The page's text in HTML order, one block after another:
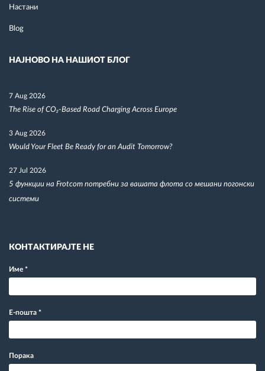
Настани
Blog
НАЈНОВО НА НАШИОТ БЛОГ
7 Aug 2026
The Rise of CO₂-Based Road Charging Across Europe
3 Aug 2026
Would Your Fleet Be Ready for an Audit Tomorrow?
27 Jul 2026
5 функции на Frotcom потребни за вашата флота со мешани погонски
системи
КОНТАКТИРАЈТЕ НЕ
Име *
Е-пошта *
Порака